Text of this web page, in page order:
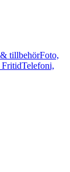
tillbehörFoto,
Telefoni,